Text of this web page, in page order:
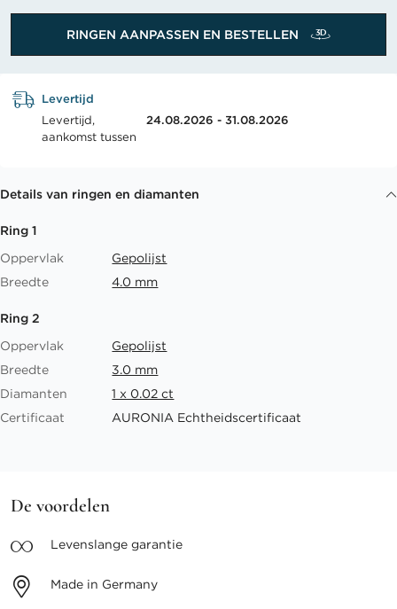
RINGEN AANPASSEN EN BESTELLEN
Levertijd
Levertijd,
aankomst tussen
24.08.2026 - 31.08.2026
Details van ringen en diamanten
Ring 1
Oppervlak
Gepolijst
Breedte
4.0 mm
Ring 2
Oppervlak
Gepolijst
Breedte
3.0 mm
Diamanten
1 x 0.02 ct
Certificaat
AURONIA Echtheidscertificaat
De voordelen
Levenslange garantie
Made in Germany